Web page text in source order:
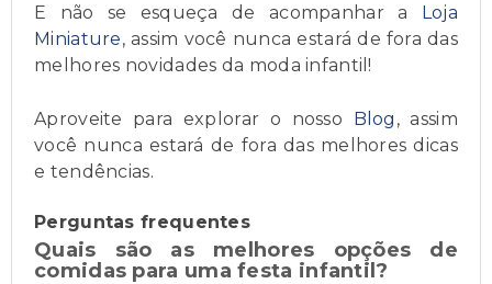
E não se esqueça de acompanhar a Loja
Miniature, assim você nunca estará de fora das
melhores novidades da moda infantil!
Aproveite para explorar o nosso Blog , assim
você nunca estará de fora das melhores dicas
e tendências.
Perguntas frequentes
Quais são as melhores opções de
comidas para uma festa infantil?